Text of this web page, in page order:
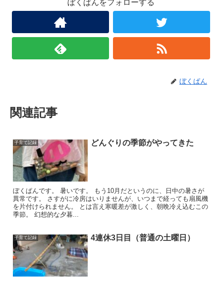
ぼくぱんをフォローする
ぼくぱん
関連記事
子育て記録 どんぐりの季節がやってきた
ぼくぱんです。 暑いです。 もう10月だというのに、日中の暑さが
異常です。 さすがに冷房はいりませんが、いつまで経っても扇風機
を片付けられません。 とは言え寒暖差が激しく、朝晩冷え込むこの
季節。 幻想的な夕暮...
子育て記録 4連休3日目（普通の土曜日）